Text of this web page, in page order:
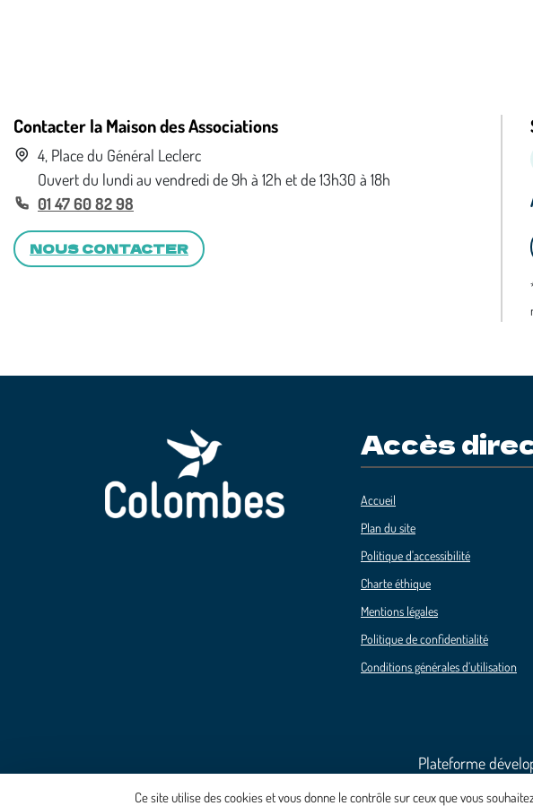
Contacter la Maison des Associations
4, Place du Général Leclerc
Ouvert du lundi au vendredi de 9h à 12h et de 13h30 à 18h
01 47 60 82 98
NOUS CONTACTER
Accès
Accueil
Plan du site
Politique d'accessibilité
Charte éthique
Mentions légales
Politique de confidentialité
Conditions générales d’utilisation
Plateforme
Ce site utilise des cookies et vous donne le contrôle sur ceux que vous